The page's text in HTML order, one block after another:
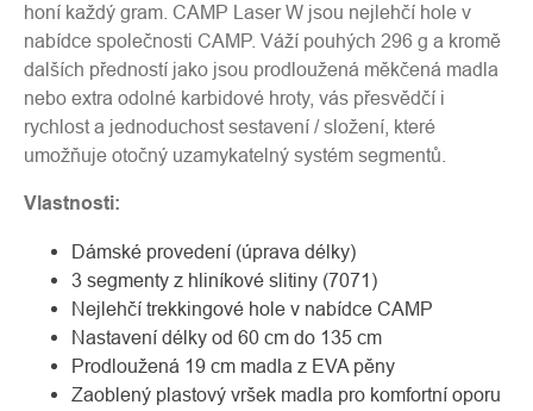
honí každý gram. CAMP Laser W jsou nejlehčí hole v
nabídce společnosti CAMP. Váží pouhých 296 g a kromě
dalších předností jako jsou prodloužená měkčená madla
nebo extra odolné karbidové hroty, vás přesvědčí i
rychlost a jednoduchost sestavení / složení, které
umožňuje otočný uzamykatelný systém segmentů.
Vlastnosti:
Dámské provedení (úprava délky)
3 segmenty z hliníkové slitiny (7071)
Nejlehčí trekkingové hole v nabídce CAMP
Nastavení délky od 60 cm do 135 cm
Prodloužená 19 cm madla z EVA pěny
Zaoblený plastový vršek madla pro komfortní oporu